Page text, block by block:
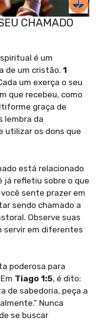
CHAMADO
é um
de um cristão. 1
um exerça o seu
que recebeu, como
graça de
lembra da
utilizar os dons que
está relacionado
já refletiu sobre o que
sente prazer em
sendo chamado a
Observe suas
servir em diferentes
poderosa para
Tiago 1:5, é dito:
de sabedoria, peça a
Nunca
se buscar